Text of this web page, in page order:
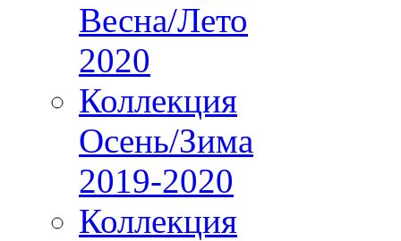
Весна/Лето
2020
Коллекция
Осень/Зима
2019-2020
Коллекция